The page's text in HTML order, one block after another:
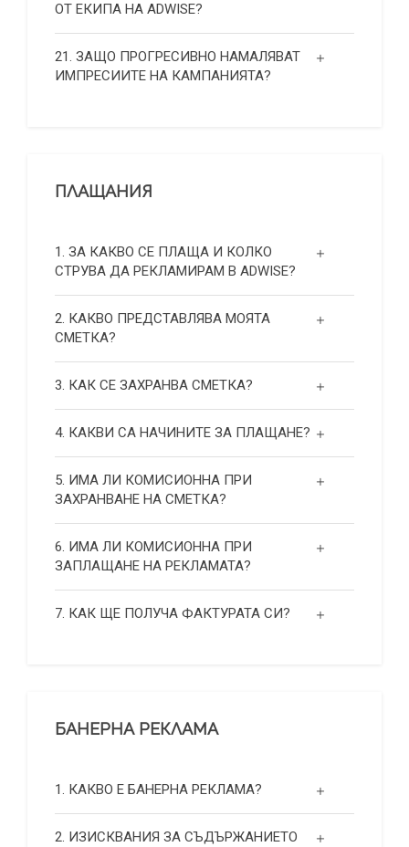
ОТ ЕКИПА НА ADWISE?
21. ЗАЩО ПРОГРЕСИВНО НАМАЛЯВАТ
ИМПРЕСИИТЕ НА КАМПАНИЯТА?
ПЛАЩАНИЯ
1. ЗА КАКВО СЕ ПЛАЩА И КОЛКО
СТРУВА ДА РЕКЛАМИРАМ В ADWISE?
2. КАКВО ПРЕДСТАВЛЯВА МОЯТА
СМЕТКА?
3. КАК СЕ ЗАХРАНВА СМЕТКА?
4. КАКВИ СА НАЧИНИТЕ ЗА ПЛАЩАНЕ?
5. ИМА ЛИ КОМИСИОННА ПРИ
ЗАХРАНВАНЕ НА СМЕТКА?
6. ИМА ЛИ КОМИСИОННА ПРИ
ЗАПЛАЩАНЕ НА РЕКЛАМАТА?
7. КАК ЩЕ ПОЛУЧА ФАКТУРАТА СИ?
БАНЕРНА РЕКЛАМА
1. КАКВО Е БАНЕРНА РЕКЛАМА?
2. ИЗИСКВАНИЯ ЗА СЪДЪРЖАНИЕТО